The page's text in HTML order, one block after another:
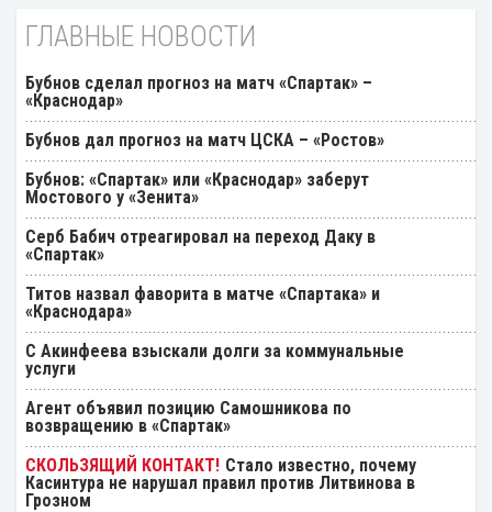
ГЛАВНЫЕ НОВОСТИ
Бубнов сделал прогноз на матч «Спартак» –
«Краснодар»
Бубнов дал прогноз на матч ЦСКА – «Ростов»
Бубнов: «Спартак» или «Краснодар» заберут
Мостового у «Зенита»
Серб Бабич отреагировал на переход Даку в
«Спартак»
Титов назвал фаворита в матче «Спартака» и
«Краснодара»
С Акинфеева взыскали долги за коммунальные
услуги
Агент объявил позицию Самошникова по
возвращению в «Спартак»
Стало известно, почему
Касинтура не нарушал правил против Литвинова в
Грозном